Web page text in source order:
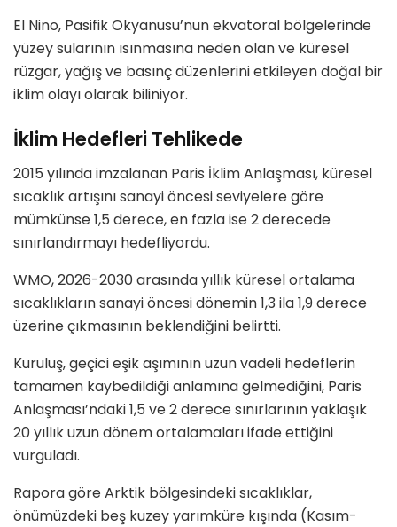
El Nino, Pasifik Okyanusu’nun ekvatoral bölgelerinde
yüzey sularının ısınmasına neden olan ve küresel
rüzgar, yağış ve basınç düzenlerini etkileyen doğal bir
iklim olayı olarak biliniyor.
İklim Hedefleri Tehlikede
2015 yılında imzalanan Paris İklim Anlaşması, küresel
sıcaklık artışını sanayi öncesi seviyelere göre
mümkünse 1,5 derece, en fazla ise 2 derecede
sınırlandırmayı hedefliyordu.
WMO, 2026-2030 arasında yıllık küresel ortalama
sıcaklıkların sanayi öncesi dönemin 1,3 ila 1,9 derece
üzerine çıkmasının beklendiğini belirtti.
Kuruluş, geçici eşik aşımının uzun vadeli hedeflerin
tamamen kaybedildiği anlamına gelmediğini, Paris
Anlaşması’ndaki 1,5 ve 2 derece sınırlarının yaklaşık
20 yıllık uzun dönem ortalamaları ifade ettiğini
vurguladı.
Rapora göre Arktik bölgesindeki sıcaklıklar,
önümüzdeki beş kuzey yarımküre kışında (Kasım-